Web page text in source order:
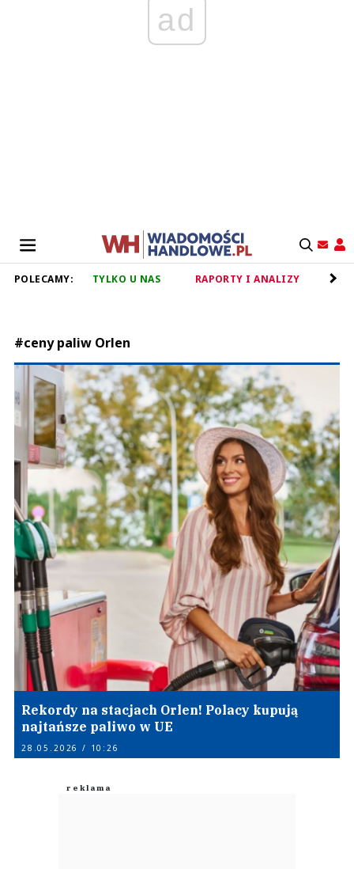
ad
POLECAMY: TYLKO U NAS RAPORTY I ANALIZY
#ceny paliw Orlen
Rekordy na stacjach Orlen! Polacy kupują
najtańsze paliwo w UE
28.05.2026 / 10:26